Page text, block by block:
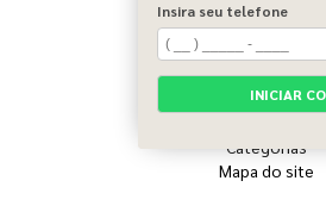
Home
Sobre nós
Blog
Serviços
Categorias
Mapa do site
Insira seu telefone
INICIAR